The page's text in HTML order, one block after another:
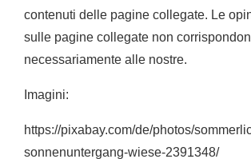
contenuti delle pagine collegate. Le
sulle pagine collegate non
necessariamente alle nostre.
Imagini:
https://pixabay.com/de/photos/
sonnenuntergang-wiese-2391348/